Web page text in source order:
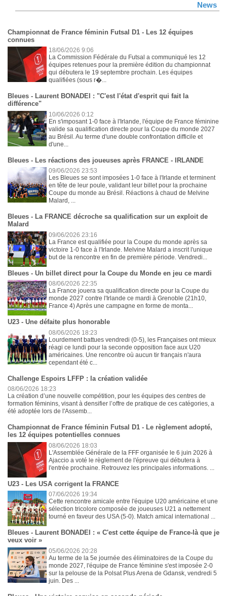
News
Championnat de France féminin Futsal D1 - Les 12 équipes
connues
18/06/2026 9:06
La Commission Fédérale du Futsal a communiqué les 12
équipes retenues pour la première édition du championnat
qui débutera le 19 septembre prochain. Les équipes
qualifiées (sous r�...
Bleues - Laurent BONADEI : "C'est l'état d'esprit qui fait la
différence"
10/06/2026 0:12
En s'imposant 1-0 face à l'Irlande, l'équipe de France féminine
valide sa qualification directe pour la Coupe du monde 2027
au Brésil. Au terme d'une double confrontation difficile et
d'une...
Bleues - Les réactions des joueuses après FRANCE - IRLANDE
09/06/2026 23:53
Les Bleues se sont imposées 1-0 face à l'Irlande et terminent
en tête de leur poule, validant leur billet pour la prochaine
Coupe du monde au Brésil. Réactions à chaud de Melvine
Malard, ...
Bleues - La FRANCE décroche sa qualification sur un exploit de
Malard
09/06/2026 23:16
La France est qualifiée pour la Coupe du monde après sa
victoire 1-0 face à l'Irlande. Melvine Malard a inscrit l'unique
but de la rencontre en fin de première période. Vendredi...
Bleues - Un billet direct pour la Coupe du Monde en jeu ce mardi
08/06/2026 22:35
La France jouera sa qualification directe pour la Coupe du
monde 2027 contre l'Irlande ce mardi à Grenoble (21h10,
France 4) Après une campagne en forme de monta...
U23 - Une défaite plus honorable
08/06/2026 18:23
Lourdement battues vendredi (0-5), les Françaises ont mieux
réagi ce lundi pour la seconde opposition face aux U20
américaines. Une rencontre où aucun tir français n'aura
cependant été c...
Challenge Espoirs LFFP : la création validée
08/06/2026 18:23
La création d’une nouvelle compétition, pour les équipes des centres de
formation féminins, visant à densifier l’offre de pratique de ces catégories, a
été adoptée lors de l'Assemb...
Championnat de France féminin Futsal D1 - Le règlement adopté,
les 12 équipes potentielles connues
08/06/2026 18:03
L'Assemblée Générale de la FFF organisée le 6 juin 2026 à
Ajaccio a voté le règlement de l'épreuve qui débutera à
l'entrée prochaine. Retrouvez les principales informations. ...
U23 - Les USA corrigent la FRANCE
07/06/2026 19:34
Cette rencontre amicale entre l'équipe U20 américaine et une
sélection tricolore composée de joueuses U21 a nettement
tourné en faveur des USA (5-0). Match amical international ...
Bleues - Laurent BONADEI : « C'est cette équipe de France-là que je
veux voir »
05/06/2026 20:28
Au terme de la 5e journée des éliminatoires de la Coupe du
monde 2027, l'équipe de France féminine s'est imposée 2-0
sur la pelouse de la Polsat Plus Arena de Gdansk, vendredi 5
juin. Des ...